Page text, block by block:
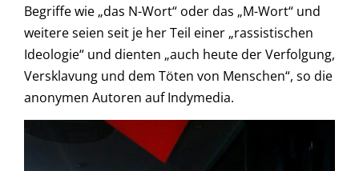
Begriffe wie „das N-Wort“ oder das „M-Wort“ und
weitere seien seit je her Teil einer „rassistischen
Ideologie“ und dienten „auch heute der Verfolgung,
Versklavung und dem Töten von Menschen“, so die
anonymen Autoren auf Indymedia.